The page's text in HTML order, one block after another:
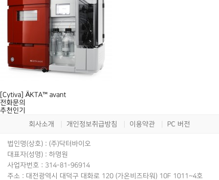
[Cytiva] ÄKTA™ avant
전화문의
추천인기
회사소개
개인정보취급방침 이용약관 PC 버전
법인명(상호) : (주)닥터바이오
대표자(성명) : 하명원
사업자번호 : 314-81-96914
주소 : 대전광역시 대덕구 대화로 120 (가온비즈타워) 10F 1011~4호